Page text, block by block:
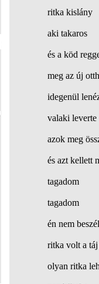
ritka kislány
aki takaros
és a köd
meg az új
idegenül
valaki leverte
azok meg
és azt kellett
tagadom
tagadom
én nem
ritka volt a táj
olyan ritka